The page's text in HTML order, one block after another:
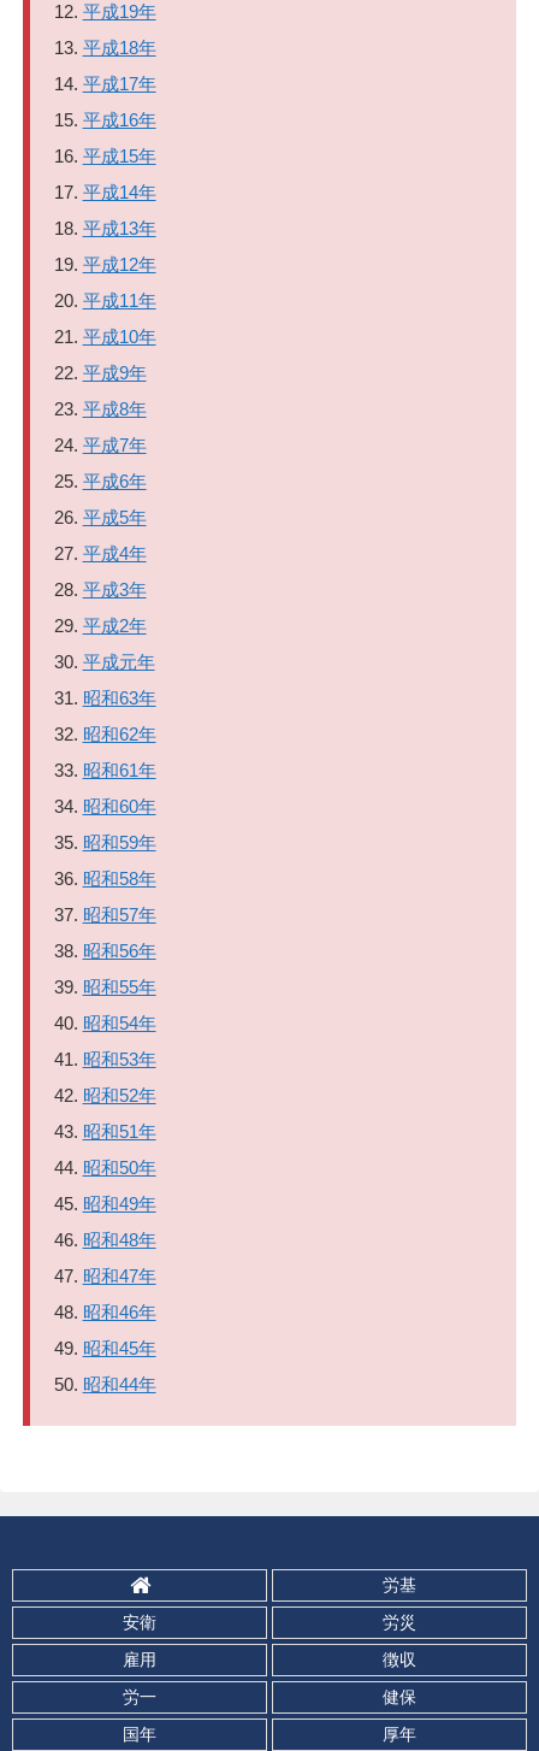
平成19年
平成18年
平成17年
平成16年
平成15年
平成14年
平成13年
平成12年
平成11年
平成10年
平成9年
平成8年
平成7年
平成6年
平成5年
平成4年
平成3年
平成2年
平成元年
昭和63年
昭和62年
昭和61年
昭和60年
昭和59年
昭和58年
昭和57年
昭和56年
昭和55年
昭和54年
昭和53年
昭和52年
昭和51年
昭和50年
昭和49年
昭和48年
昭和47年
昭和46年
昭和45年
昭和44年
労基
安衛
労災
雇用
徴収
労一
健保
国年
厚年